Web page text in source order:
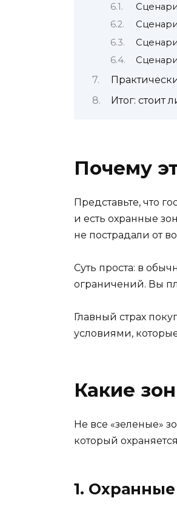
Итог: стоит
Почему
Представьте, что
и есть охранные
не пострадали от
Суть проста: в
ограничений. Вы
Главный страх
условиями,
Какие
Не все «зеленые»
который
1.